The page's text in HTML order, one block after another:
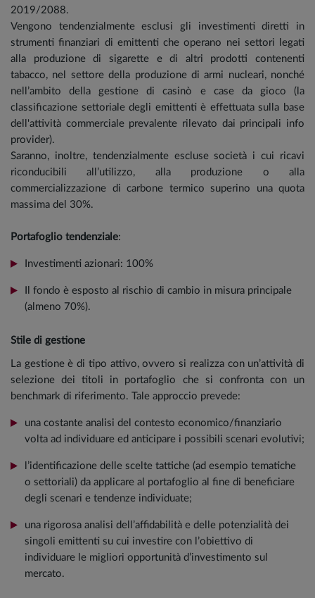
2019/2088.
Vengono tendenzialmente esclusi gli investimenti diretti in
strumenti finanziari di emittenti che operano nei settori legati
alla produzione di sigarette e di altri prodotti contenenti
tabacco, nel settore della produzione di armi nucleari, nonché
nell’ambito della gestione di casinò e case da gioco (la
classificazione settoriale degli emittenti è effettuata sulla base
dell'attività commerciale prevalente rilevato dai principali info
provider).
Saranno, inoltre, tendenzialmente escluse società i cui ricavi
riconducibili all’utilizzo, alla produzione o alla
commercializzazione di carbone termico superino una quota
massima del 30%.
Portafoglio tendenziale:
Investimenti azionari: 100%
Il fondo è esposto al rischio di cambio in misura principale
(almeno 70%).
Stile di gestione
La gestione è di tipo attivo, ovvero si realizza con un’attività di
selezione dei titoli in portafoglio che si confronta con un
benchmark di riferimento. Tale approccio prevede:
una costante analisi del contesto economico/finanziario
volta ad individuare ed anticipare i possibili scenari evolutivi;
l’identificazione delle scelte tattiche (ad esempio tematiche
o settoriali) da applicare al portafoglio al fine di beneficiare
degli scenari e tendenze individuate;
una rigorosa analisi dell’affidabilità e delle potenzialità dei
singoli emittenti su cui investire con l’obiettivo di
individuare le migliori opportunità d’investimento sul
mercato.